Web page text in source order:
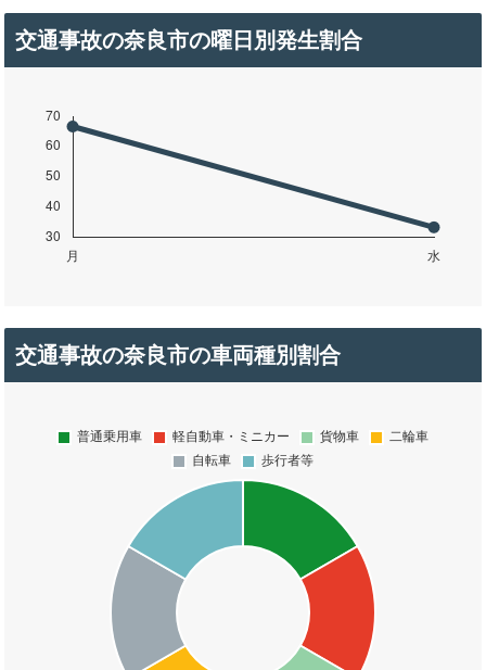
交通事故の奈良市の曜日別発生割合
交通事故の奈良市の車両種別割合